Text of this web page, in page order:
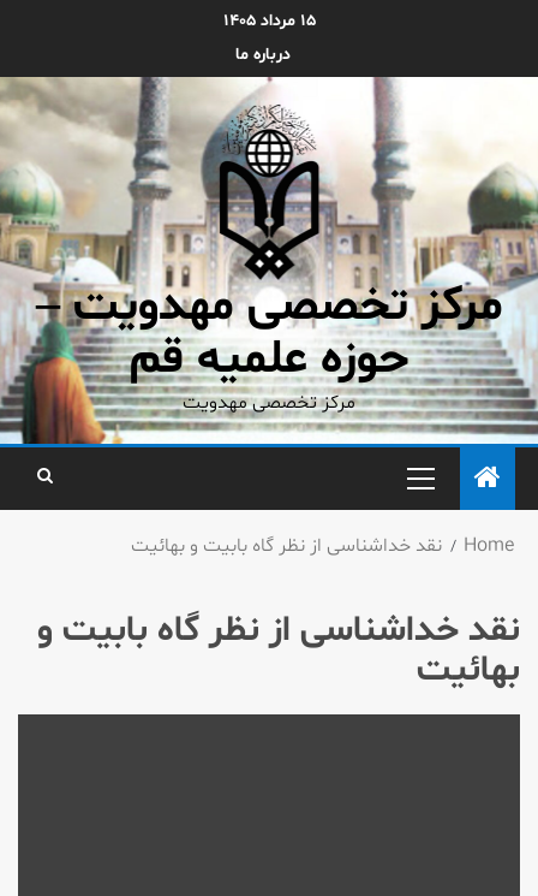
۱۵ مرداد ۱۴۰۵
درباره ما
مرکز تخصصی مهدویت –
حوزه علمیه قم
مرکز تخصصی مهدویت
Home نقد خداشناسی از نظر گاه بابیت و بهائیت
نقد خداشناسی از نظر گاه بابیت و
بهائیت